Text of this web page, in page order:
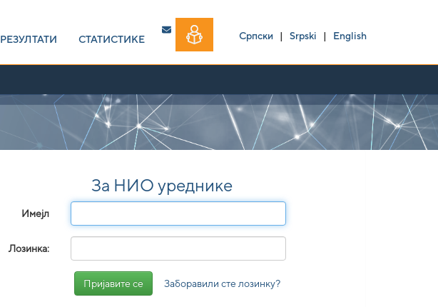
РЕЗУЛТАТИ СТАТИСТИКЕ Српски |Srpski | English
За НИО уреднике
Имејл
Лозинка:
Заборавили сте лозинку?